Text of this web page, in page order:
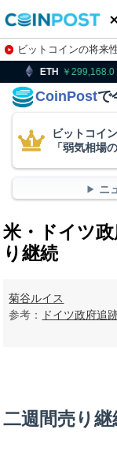
ビットコインの将来
株特集・関連銘柄
299,168.0 1.02
CoinPostで
ビットコイ
「弱気相場
ニ
米・ドイツ
り継続
菊谷ルイス
参考：
ドイツ政府追
二週間売り継